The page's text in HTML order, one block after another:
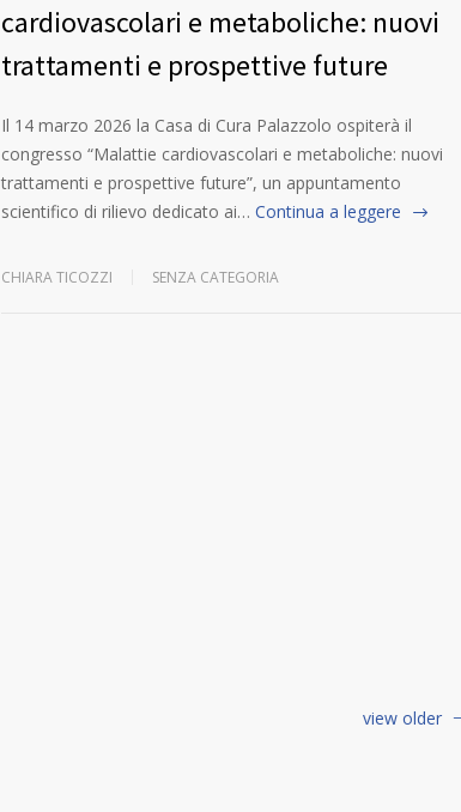
cardiovascolari e metaboliche: nuovi
trattamenti e prospettive future
Il 14 marzo 2026 la Casa di Cura Palazzolo ospiterà il
congresso “Malattie cardiovascolari e metaboliche: nuovi
trattamenti e prospettive future”, un appuntamento
scientifico di rilievo dedicato ai… Continua a leggere
CHIARA TICOZZI SENZA CATEGORIA
view older